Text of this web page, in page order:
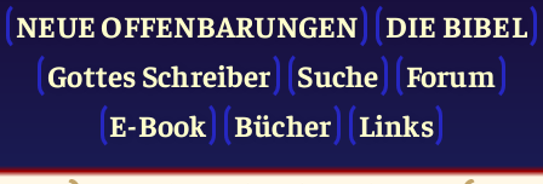
NEUE OFFENBARUNGEN
DIE BIBEL
Gottes Schreiber
Suche
Forum
E-Book
Bücher Links